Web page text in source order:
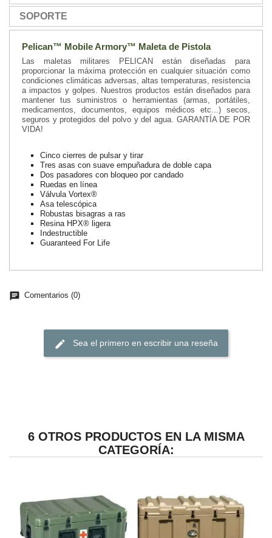
SOPORTE
Pelican™ Mobile Armory™ Maleta de Pistola
Las maletas militares PELICAN están diseñadas para
proporcionar la máxima protección en cualquier situación como
condiciones climáticas adversas, altas temperaturas, resistencia
a impactos y golpes. Nuestros productos están diseñados para
mantener tus suministros o herramientas (armas, portátiles,
medicamentos, documentos, equipos médicos etc...) secos,
seguros y protegidos del polvo y del agua. GARANTÍA DE POR
VIDA!
Cinco cierres de pulsar y tirar
Tres asas con suave empuñadura de doble capa
Dos pasadores con bloqueo por candado
Ruedas en línea
Válvula Vortex®
Asa telescópica
Robustas bisagras a ras
Resina HPX® ligera
Indestructible
Guaranteed For Life
chat Comentarios (0)
edit Sea el primero en escribir una reseña
6 OTROS PRODUCTOS EN LA MISMA
CATEGORÍA: